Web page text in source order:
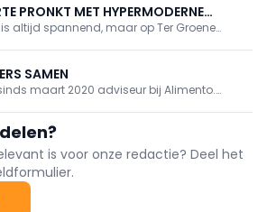
voor spelers in bakkerij-, patisserie- en
PRONKT MET HYPERMODERNE
altijd spannend, maar op Ter Groene
SAMEN
maart 2020 adviseur bij Alimento.
ook zijn eigen accenten te leggen als
is voor onze redactie? Deel het